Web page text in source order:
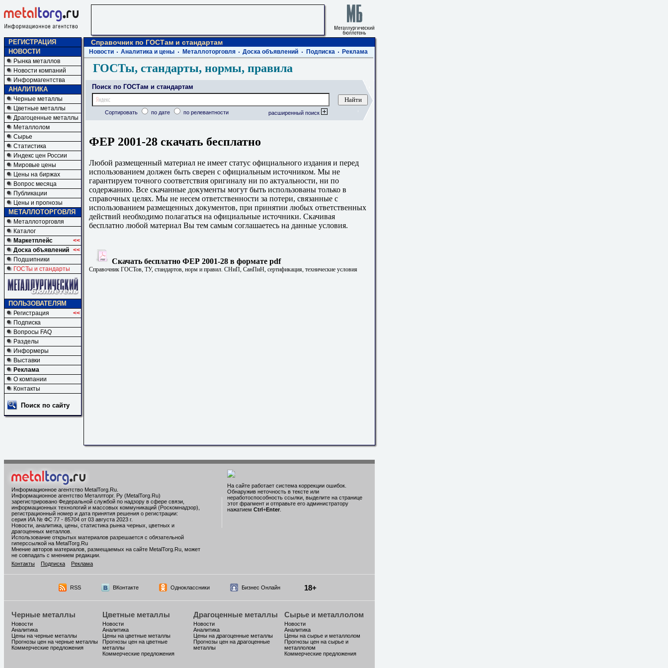
РЕГИСТРАЦИЯ
НОВОСТИ
Рынка металлов
Новости компаний
Информагентства
АНАЛИТИКА
Черные металлы
Цветные металлы
Драгоценные металлы
Металлолом
Сырье
Статистика
Индекс цен России
Мировые цены
Цены на биржах
Вопрос месяца
Публикации
Цены и прогнозы
МЕТАЛЛОТОРГОВЛЯ
Металлоторговля
Каталог
Маркетплейс
<<
Доска объявлений <<
Подшипники
ГОСТы и стандарты
ПОЛЬЗОВАТЕЛЯМ
Регистрация
<<
Подписка
Вопросы FAQ
Разделы
Информеры
Выставки
Реклама
О компании
Контакты
Поиск по сайту
Справочник по ГОСТам и стандартам
Новости Аналитика и цены Металлоторговля Доска объявлений Подписка Реклама
ГОСТы, стандарты, нормы, правила
Поиск по ГОСТам и стандартам
Сортировать по дате по релевантности расширенный поиск
ФЕР 2001-28 скачать бесплатно
Любой размещенный материал не имеет статус официального издания и перед
использованием должен быть сверен с официальным источником. Мы не
гарантируем точного соответствия оригиналу ни по актуальности, ни по
содержанию. Все скачанные документы могут быть использованы только в
справочных целях. Мы не несем ответственности за потери, связанные с
использованием размещенных документов, при принятии любых ответственных
действий необходимо полагаться на официальные источники. Скачивая
бесплатно любой материал Вы тем самым соглашаетесь на данные условия.
Скачать бесплатно ФЕР 2001-28 в формате pdf
Справочник ГОСТов, ТУ, стандартов, норм и правил. СНиП, СанПиН, сертификация, технические условия
Информационное агентство MetalTorg.Ru
Информационное агентство Металлторг. Ру (MetalTorg.Ru)
зарегистрировано Федеральной службой по надзору в сфере связи,
информационных технологий и массовых коммуникаций (Роскомнадзор),
регистрационный номер и дата принятия решения о регистрации:
серия ИА № ФС 77 - 85704 от 03 августа 2023 г.
Новости, аналитика, цены, статистика рынка черных, цветных и
драгоценных металлов.
Использование открытых материалов разрешается с обязательной
гиперссылкой на MetalTorg.Ru
Мнение авторов материалов, размещаемых на сайте MetalTorg.Ru, может
не совпадать с мнением редакции.
Контакты
Подписка Реклама
На сайте работает система коррекции ошибок.
Обнаружив неточность в тексте или
неработоспособность ссылки, выделите на странице
этот фрагмент и отправьте его администратору
нажатием Ctrl+Enter
RSS ВКонтакте Одноклассники Бизнес Онлайн 18+
Черные металлы
Новости
Аналитика
Цены на черные металлы
Прогнозы цен на черные металлы
Коммерческие предложения
Цветные металлы
Новости
Аналитика
Цены на цветные металлы
Прогнозы цен на цветные
металлы
Коммерческие предложения
Драгоценные металлы
Новости
Аналитика
Цены на драгоценные металлы
Прогнозы цен на драгоценные
металлы
Сырье и металлолом
Новости
Аналитика
Цены на сырье и металлолом
Прогнозы цен на сырье и
металлолом
Коммерческие предложения